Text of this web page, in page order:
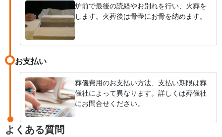
炉前で最後の読経やお別れを行い、火葬を
します。火葬後は骨壷にお骨を納めます。
お支払い
葬儀費用のお支払い方法、支払い期限は葬
儀社によって異なります。詳しくは葬儀社
にお問合せください。
よくある質問